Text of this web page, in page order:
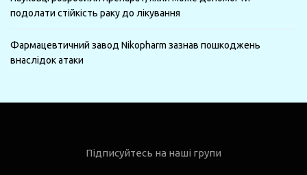
подолати стійкість раку до лікування
Фармацевтичний завод Nikopharm зазнав пошкоджень
внаслідок атаки
Підписуйтесь на наші групи